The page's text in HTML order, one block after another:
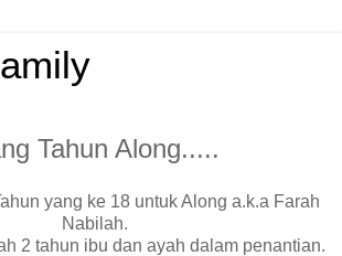
Tahun Along.....
yang ke 18 untuk Along a.k.a Farah
Nabilah.
2 tahun ibu dan ayah dalam penantian.